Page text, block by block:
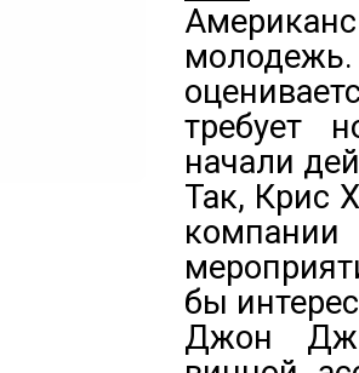
требует
начали
Так, Крис
бы
Джон